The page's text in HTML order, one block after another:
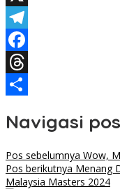
X
Telegram
Facebook
Threads
Navigasi pos
Pos sebelumnya Wow,
Pos berikutnya Menang
Malaysia Masters 2024